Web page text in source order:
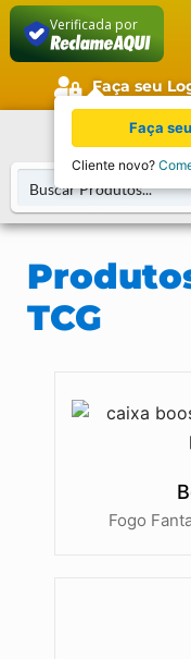
Verificada por
Faça seu
TCG
Fogo